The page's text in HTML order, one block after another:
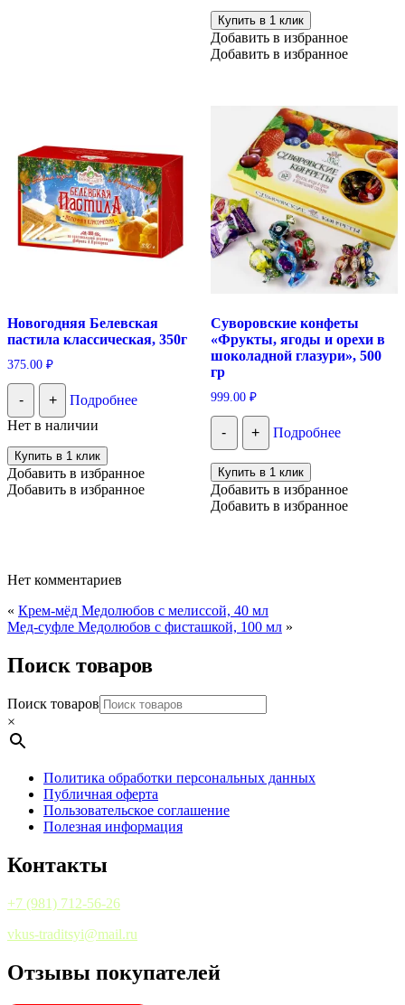
Купить в 1 клик
Добавить в избранное
Добавить в избранное
Новогодняя Белевская
пастила классическая, 350г
375.00 ₽
- +
Подробнее
Нет в наличии
Купить в 1 клик
Добавить в избранное
Добавить в избранное
Суворовские конфеты
«Фрукты, ягоды и орехи в
шоколадной глазури», 500
гр
999.00 ₽
- + Подробнее
Купить в 1 клик
Добавить в избранное
Добавить в избранное
Нет комментариев
« Крем-мёд Медолюбов с мелиссой, 40 мл
Мед-суфле Медолюбов c фисташкой, 100 мл »
Поиск товаров
Поиск товаров
×
Политика обработки персональных данных
Публичная оферта
Пользовательское соглашение
Полезная информация
Контакты
+7 (981) 712-56-26
vkus-traditsyi@mail.ru
Отзывы покупателей